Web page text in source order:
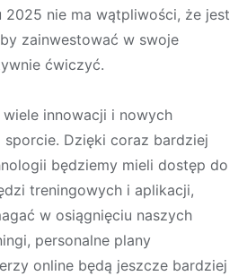
2025 nie ma wątpliwości, że jest
zainwestować w swoje
ćwiczyć.
innowacji i nowych
Dzięki coraz bardziej
będziemy mieli dostęp do
treningowych i aplikacji,
w osiągnięciu naszych
personalne plany
online będą jeszcze bardziej